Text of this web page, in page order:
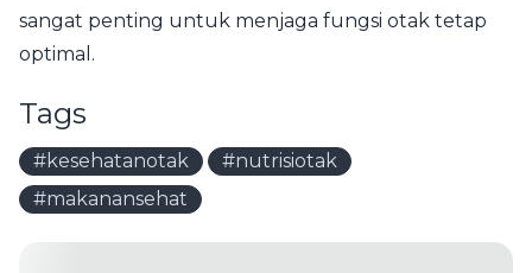
sangat penting untuk menjaga fungsi otak tetap
optimal.
Tags
#kesehatanotak
#nutrisiotak
#makanansehat